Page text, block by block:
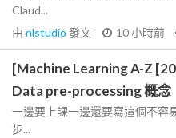
Claud...
由 nlstudio 發文 10 小時前
[Machine Learning A-Z
Data pre-processing 概念
一邊要上課一邊還要寫這個不容
步...